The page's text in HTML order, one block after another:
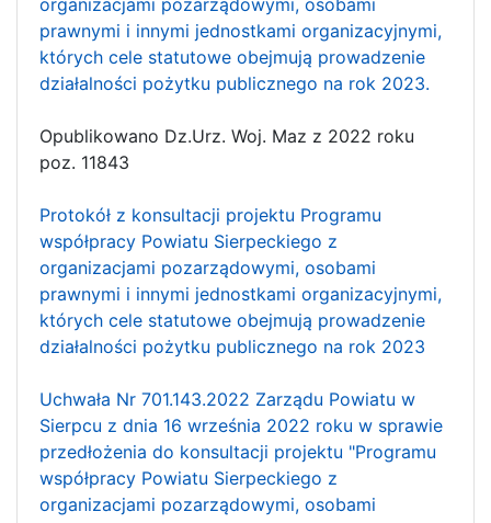
prawnymi i innymi jednostkami organizacyjnymi,
których cele statutowe obejmują prowadzenie
działalności pożytku publicznego na rok 2023.
Opublikowano Dz.Urz. Woj. Maz z 2022 roku
poz. 11843
Protokół z konsultacji projektu Programu
współpracy Powiatu Sierpeckiego z
organizacjami pozarządowymi, osobami
prawnymi i innymi jednostkami organizacyjnymi,
których cele statutowe obejmują prowadzenie
działalności pożytku publicznego na rok 2023
Uchwała Nr 701.143.2022 Zarządu Powiatu w
Sierpcu z dnia 16 września 2022 roku w sprawie
przedłożenia do konsultacji projektu "Programu
współpracy Powiatu Sierpeckiego z
organizacjami pozarządowymi, osobami